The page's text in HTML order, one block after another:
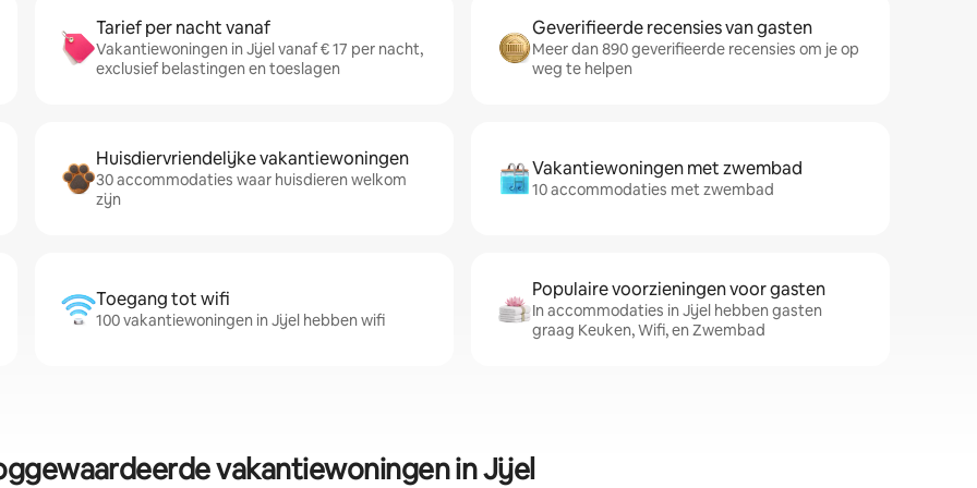
Tarief per nacht vanaf
Vakantiewoningen in Jijel vanaf € 17 per nacht,
exclusief belastingen en toeslagen
Geverifieerde recensies van gasten
Meer dan 890 geverifieerde recensies om je op
weg te helpen
Huisdiervriendelijke vakantiewoningen
30 accommodaties waar huisdieren welkom
zijn
Vakantiewoningen met zwembad
10 accommodaties met zwembad
Toegang tot wifi
100 vakantiewoningen in Jijel hebben wifi
Populaire voorzieningen voor gasten
In accommodaties in Jijel hebben gasten
graag Keuken, Wifi, en Zwembad
vakantiewoningen in Jijel